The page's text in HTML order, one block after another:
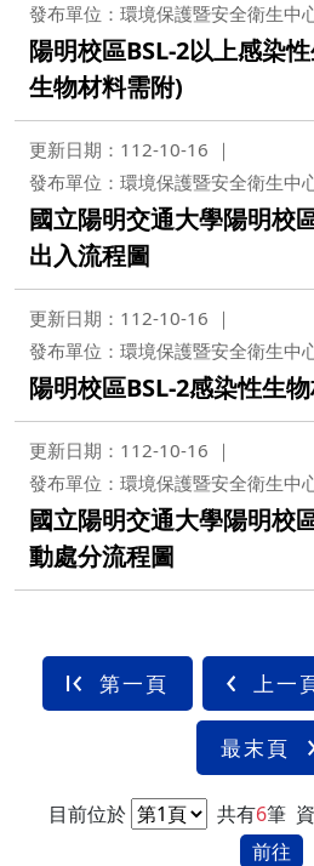
發布單位：環境保護暨安全衛生中
陽明校區BSL-2以上感染
生物材料需附)
更新日期：112-10-16
發布單位：環境保護暨安全衛生中
國立陽明交通大學陽明校
出入流程圖
更新日期：112-10-16
發布單位：環境保護暨安全衛生中
陽明校區BSL-2感染性生
更新日期：112-10-16
發布單位：環境保護暨安全衛生中
國立陽明交通大學陽明校
動處分流程圖
第一頁 上一
最末頁
目前位於 共有6筆
前往